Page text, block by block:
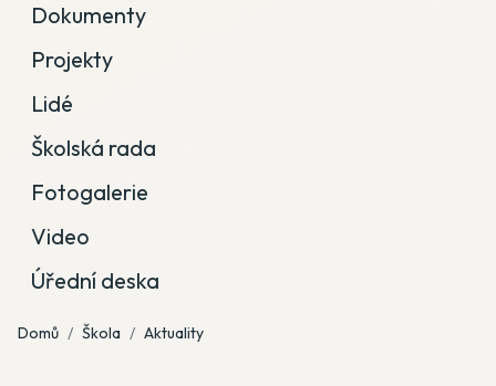
Dokumenty
Projekty
Lidé
Školská rada
Fotogalerie
Video
Úřední deska
Domů Škola Aktuality